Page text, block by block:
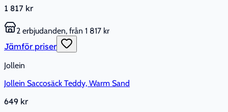
1 817 kr
2 erbjudanden, från 1 817 kr
Jämför priser
Jollein
Jollein Saccosäck Teddy, Warm Sand
649 kr